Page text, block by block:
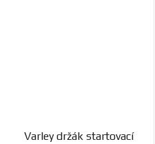
Varley držák startovací